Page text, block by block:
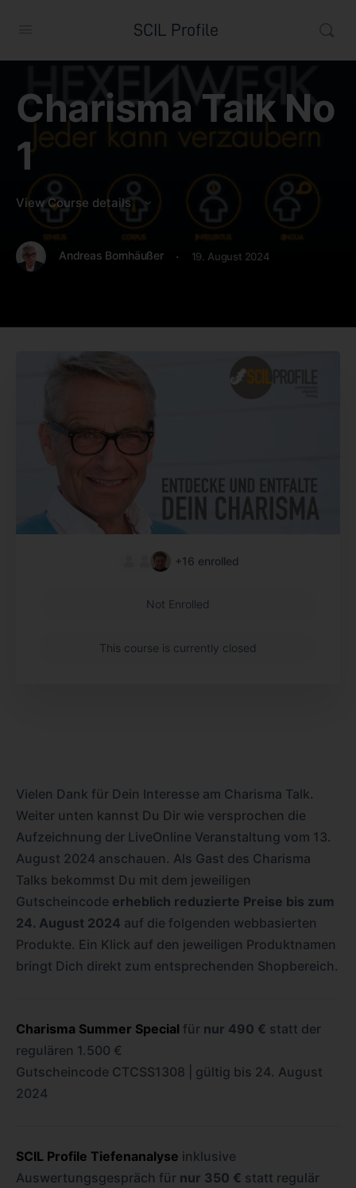
SCIL Profile
Charisma Talk No
1
View Course details
Andreas Bornhäußer · 19. August 2024
Vielen Dank für Dein Interesse am Charisma Talk.
Weiter unten kannst Du Dir wie versprochen die
Aufzeichnung der LiveOnline Veranstaltung vom 13.
August 2024 anschauen. Als Gast des Charisma
Talks bekommst Du mit dem jeweiligen
Gutscheincode erheblich reduzierte Preise bis zum
24. August 2024 auf die folgenden webbasierten
Produkte. Ein Klick auf den jeweiligen Produktnamen
bringt Dich direkt zum entsprechenden Shopbereich.
Charisma Summer Special für nur 490 € statt der
regulären 1.500 €
Gutscheincode CTCSS1308 | gültig bis 24. August
2024
SCIL Profile Tiefenanalyse inklusive
Auswertungsgespräch für nur 350 € statt regulär
+16 enrolled
Not Enrolled
This course is currently closed